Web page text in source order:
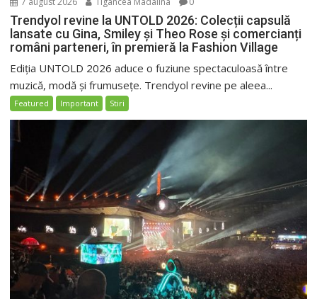
Trendyol revine la UNTOLD 2026: Colecții capsulă
lansate cu Gina, Smiley și Theo Rose și comercianți
români parteneri, în premieră la Fashion Village
Ediția UNTOLD 2026 aduce o fuziune spectaculoasă între
muzică, modă și frumusețe. Trendyol revine pe aleea...
Featured Important Stiri